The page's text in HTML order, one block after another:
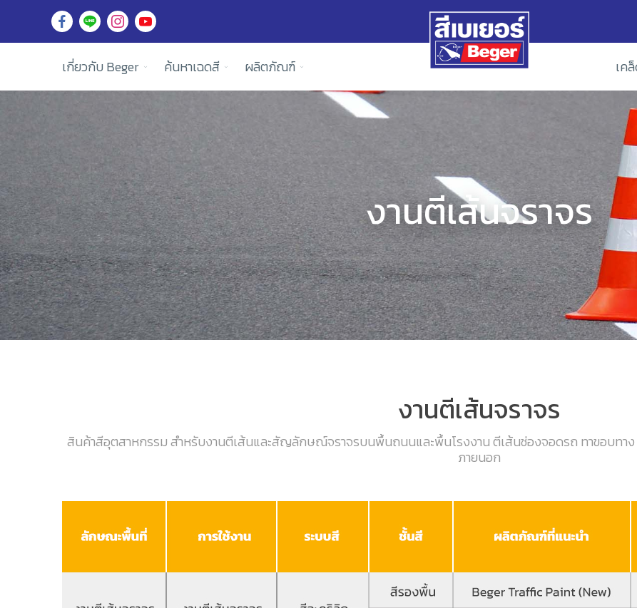
เกี่ยวกับ Beger ค้นหาเฉดสี ผลิตภัณฑ์ เค
งานตีเส้นจราจร
งานตีเส้นจราจร
สินค้าสีอุตสาหกรรม สำหรับงานตีเส้นและสัญลักษณ์จราจรบนพื้นถนนและพื้นโรงงาน ตีเส้นช่องจอดรถ ทาขอบทาง
ภายนอก